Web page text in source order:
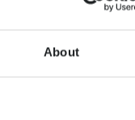
About